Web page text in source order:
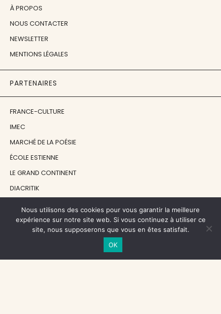
À PROPOS
NOUS CONTACTER
NEWSLETTER
MENTIONS LÉGALES
PARTENAIRES
FRANCE-CULTURE
IMEC
MARCHÉ DE LA POÉSIE
ÉCOLE ESTIENNE
LE GRAND CONTINENT
DIACRITIK
NOS SOUTIENS
CENTRE NATIONAL DU LIVRE
Nous utilisons des cookies pour vous garantir la meilleure
expérience sur notre site web. Si vous continuez à utiliser ce
site, nous supposerons que vous en êtes satisfait.
OK